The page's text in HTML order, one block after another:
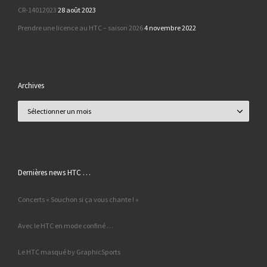
CR-14012023 28 août 2023
Prendre une licence au HTC – saison 20264 novembre 2022
Archives
Dernières news HTC …
Concerts « Souchon si ça vous chante ! »
Avec le HTC en mode confiné …
Le HTC masqué by GraphicSports